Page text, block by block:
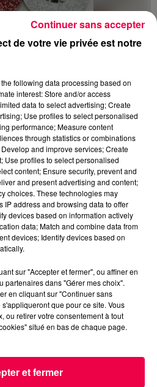
rappelées pour
dans deux assiettes en
2020 et 2022 par Linvosges.
de votre vie privée est notre
following data processing based on
interest: Store and/or access
data to select advertising; Create
Use profiles to select personalised
performance; Measure content
through statistics or combinations
and improve services; Create
Use profiles to select personalised
content; Ensure security, prevent and
and present advertising and content;
choices. These technologies may
IP address and browsing data to offer
devices based on information actively
data; Match and combine data from
devices; Identify devices based on
sur "Accepter et fermer", ou affiner en
partenaires dans "Gérer mes choix".
en cliquant sur "Continuer sans
que pour ce site. Vous
ou retirer votre consentement à tout
situé en bas de chaque page.
et fermer
Continuer sans accepter